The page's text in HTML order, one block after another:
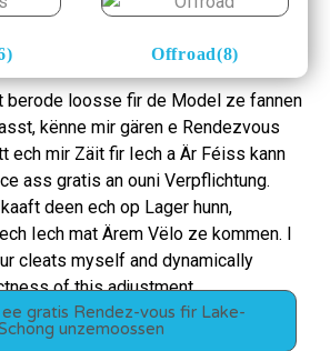
Offroad(8)
berode loosse fir de Model ze fannen
kënne mir gären e Rendezvous
ech mir Zäit fir Iech a Är Féiss kann
ass gratis an ouni Verpflichtung.
deen ech op Lager hunn,
Iech mat Ärem Vëlo ze kommen. I
cleats myself and dynamically
of this adjustment.
gratis Rendez-vous fir Lake-
unzemoossen